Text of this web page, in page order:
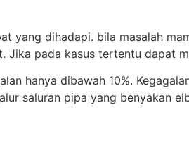
yang dihadapi. bila masalah
pada kasus tertentu dapat
hanya dibawah 10%.
saluran pipa yang benyakan